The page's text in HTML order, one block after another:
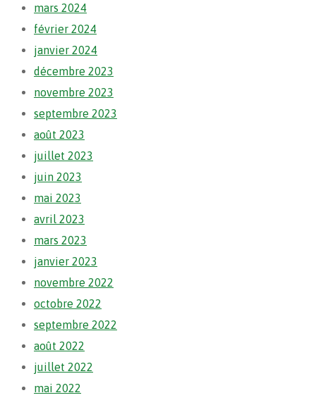
mars 2024
février 2024
janvier 2024
décembre 2023
novembre 2023
septembre 2023
août 2023
juillet 2023
juin 2023
mai 2023
avril 2023
mars 2023
janvier 2023
novembre 2022
octobre 2022
septembre 2022
août 2022
juillet 2022
mai 2022